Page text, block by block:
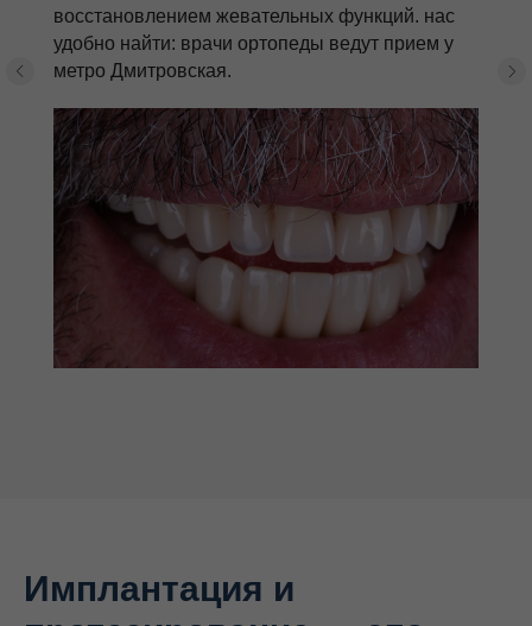
восстановлением жевательных функций. нас
удобно найти: врачи ортопеды ведут прием у
метро Дмитровская.
Имплантация и